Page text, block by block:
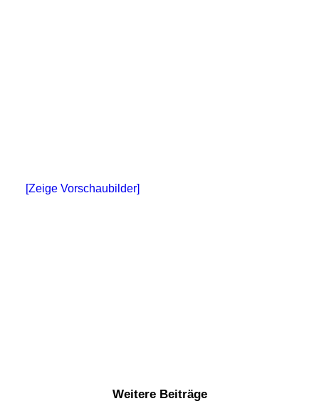
[Zeige Vorschaubilder]
Weitere Beiträge